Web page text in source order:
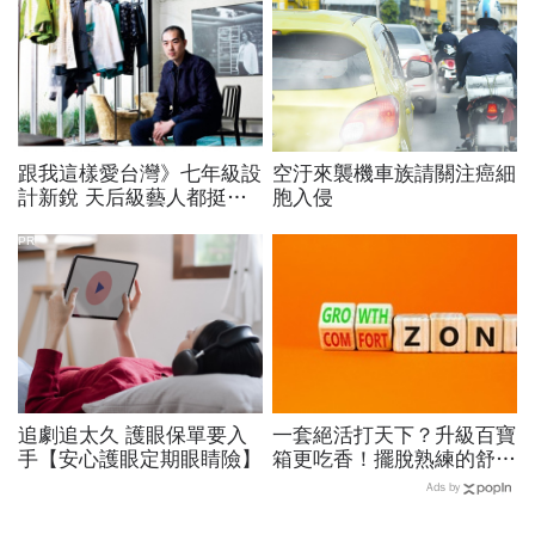
跟我這樣愛台灣》七年級設
計新銳 天后級藝人都挺他
尚圈
空汙來襲機車族請關注癌細
胞入侵
追劇追太久 護眼保單要入
手【安心護眼定期眼睛險】
PR
一套絕活打天下？升級百寶
箱更吃香！擺脫熟練的舒適
圈，跳出越做越窄的專業陷
Ads by